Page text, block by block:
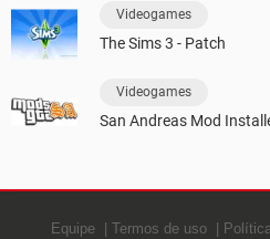
Videogames
The Sims 3 - Patch
Videogames
San Andreas Mod
Equipe Termos de uso